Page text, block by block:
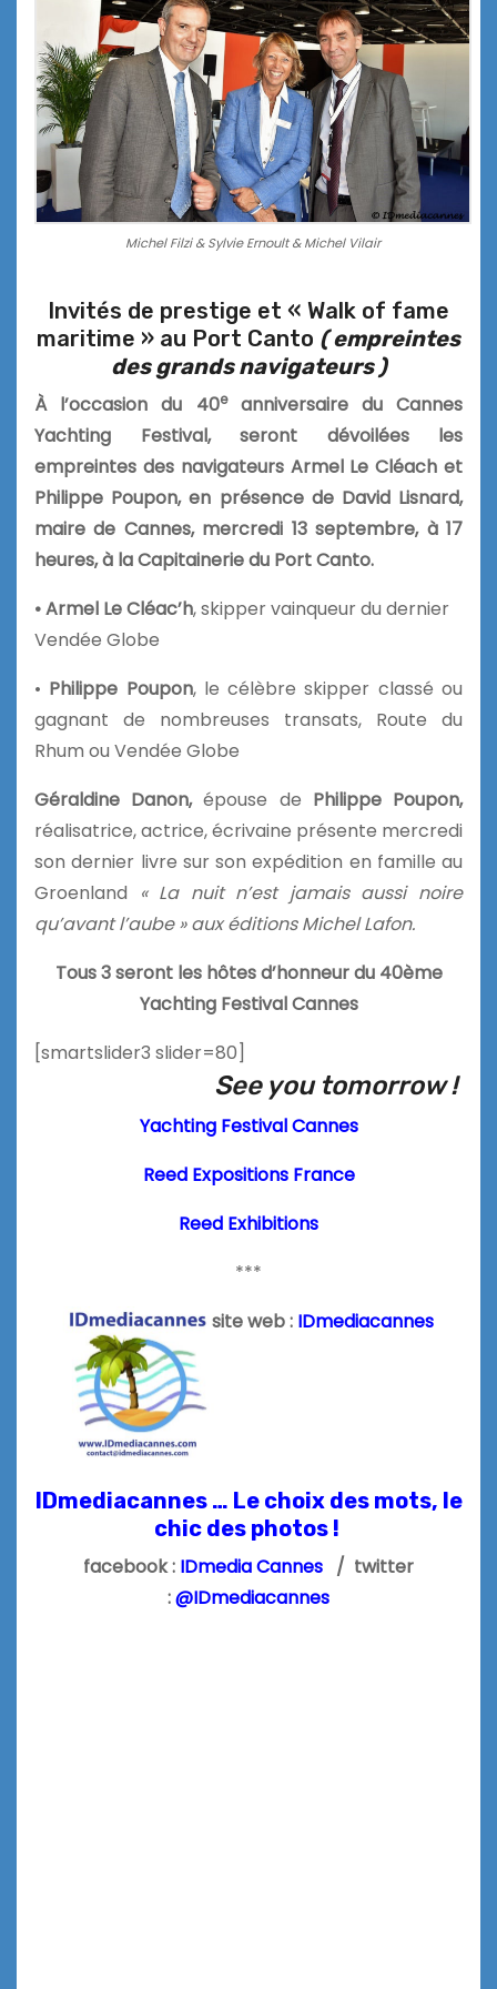
Michel Filzi & Sylvie Ernoult & Michel Vilair
Invités de prestige et « Walk of fame
maritime » au Port Canto ( empreintes
des grands navigateurs )
À l’occasion du 40eanniversaire du Cannes
Yachting Festival, seront dévoilées les
empreintes des navigateurs Armel Le Cléach et
Philippe Poupon, en présence de David Lisnard,
maire de Cannes, mercredi 13 septembre, à 17
heures, à la Capitainerie du Port Canto.
• Armel Le Cléac’h, skipper vainqueur du dernier
Vendée Globe
• Philippe Poupon, le célèbre skipper classé ou
gagnant de nombreuses transats, Route du
Rhum ou Vendée Globe
Géraldine Danon,épouse de Philippe Poupon,
réalisatrice, actrice, écrivaine présente mercredi
son dernier livre sur son expédition en famille au
Groenland
« La nuit n’est jamais aussi noire
qu’avant l’aube » aux éditions Michel Lafon.
Tous 3 seront les hôtes d’honneur du 40ème
Yachting Festival Cannes
[smartslider3 slider=80]
See you tomorrow !
Yachting Festival Cannes
Reed Expositions France
Reed Exhibitions
***
site web : IDmediacannes
IDmediacannes … Le choix des mots, le
chic des photos !
facebook : IDmedia Cannes / twitter
:@IDmediacannes